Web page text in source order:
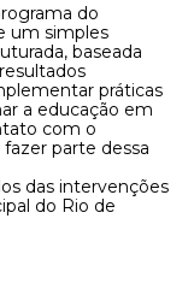
do
um simples
baseada
práticas
a educação em
com o
parte dessa
das intervenções
do Rio de